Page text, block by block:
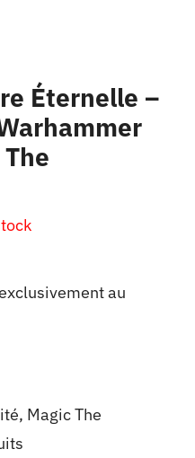
Éternelle –
au
, Magic The